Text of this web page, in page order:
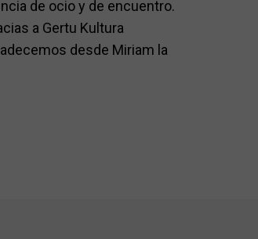
de ocio y de encuentro.
a Gertu Kultura
desde Miriam la